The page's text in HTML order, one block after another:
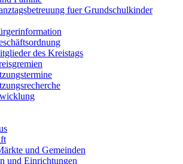
fuer Grundschulkinder
des Kreistags
und Gemeinden
und Einrichtungen